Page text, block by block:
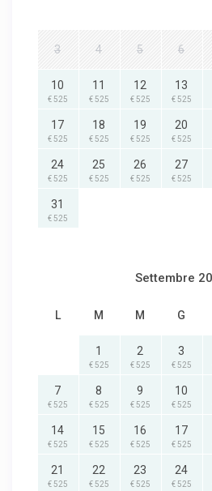
3 4 5 6
10
€ 525
11
€ 525
12
€ 525
13
€ 525
17
€ 525
18
€ 525
19
€ 525
20
€ 525
24
€ 525
25
€ 525
26
€ 525
27
€ 525
31
€ 525
Settembre
L M M G
1
€ 525
2
€ 525
3
€ 525
7
€ 525
8
€ 525
9
€ 525
10
€ 525
14
€ 525
15
€ 525
16
€ 525
17
€ 525
21
€ 525
22
€ 525
23
€ 525
24
€ 525